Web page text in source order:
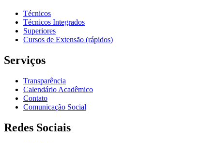
Técnicos
Técnicos Integrados
Superiores
Cursos de Extensão (rápidos)
Serviços
Transparência
Calendário Acadêmico
Contato
Comunicação Social
Redes Sociais